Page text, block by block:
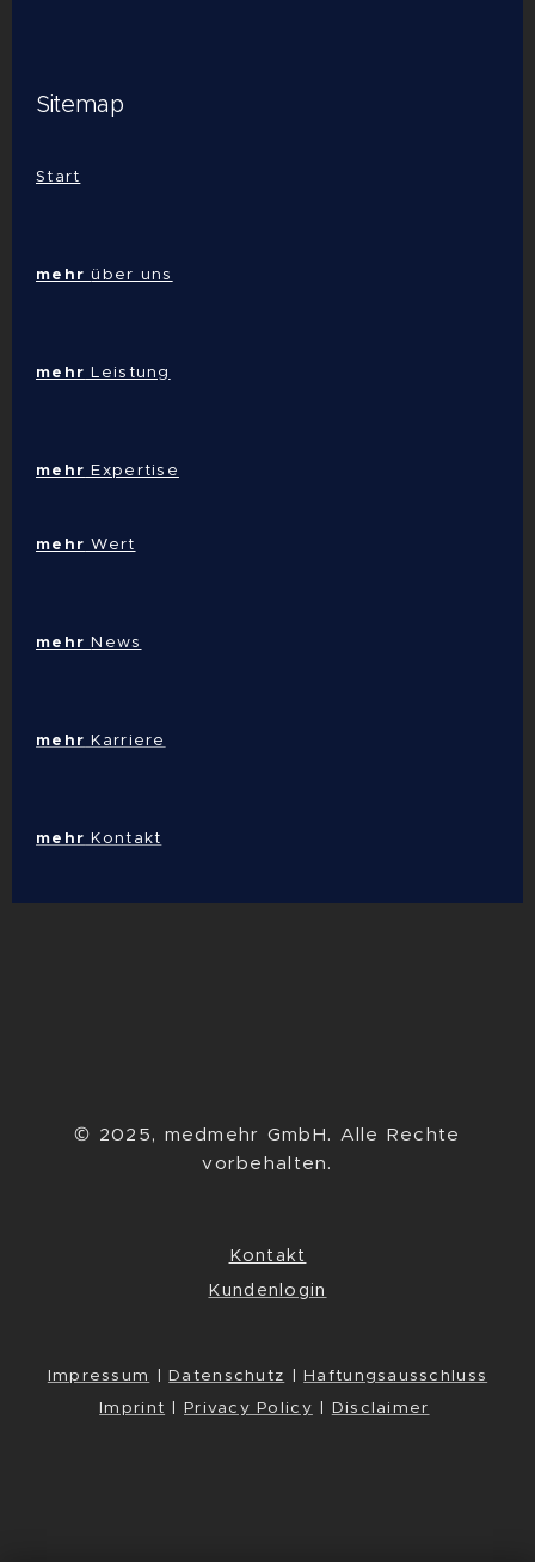
Sitemap
Start
mehrüber uns
mehr Leistung
mehr Expertise
mehr Wert
mehrNews
mehr Karriere
mehr Kontakt
© 2025, medmehr GmbH. Alle Rechte
vorbehalten.
Kontakt
Kundenlogin
Impressum |Datenschutz |Haftungsausschluss
Imprint
Privacy Policy Disclaimer